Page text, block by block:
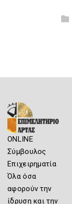
ONLINE
Σύμβουλος
Επιχειρηματία
Όλα όσα
αφορούν την
ίδρυση και την